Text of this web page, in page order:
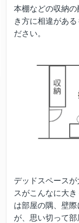
本棚などの収納
き方に相違があ
ださい。
デッドスペース
スがこんなに大
は部屋の隅、壁
が、思い切って